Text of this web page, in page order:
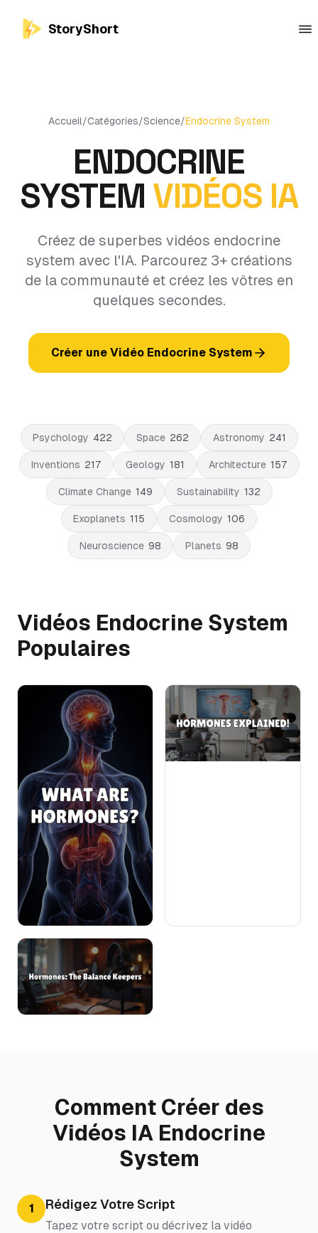
StoryShort
Accueil/Catégories/Science/Endocrine System
ENDOCRINE
SYSTEM VIDÉOS IA
Créez de superbes vidéos endocrine
system avec l'IA. Parcourez 3+ créations
de la communauté et créez les vôtres en
quelques secondes.
Créer une Vidéo Endocrine System
Psychology 422 Space 262 Astronomy 241
Inventions 217 Geology 181 Architecture 157
Climate Change 149 Sustainability 132
Exoplanets 115 Cosmology 106
Neuroscience 98 Planets 98
Vidéos Endocrine System
Populaires
Comment Créer des
Vidéos IA Endocrine
System
1 Rédigez Votre Script
Tapez votre script ou décrivez la vidéo